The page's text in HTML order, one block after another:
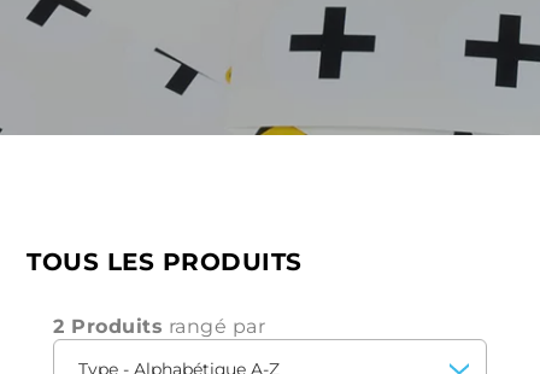
TOUS LES PRODUITS
2 Produits rangé par